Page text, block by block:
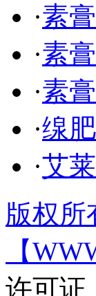
·素
·素
·素
·缐
·艾
版权所
【
许可证